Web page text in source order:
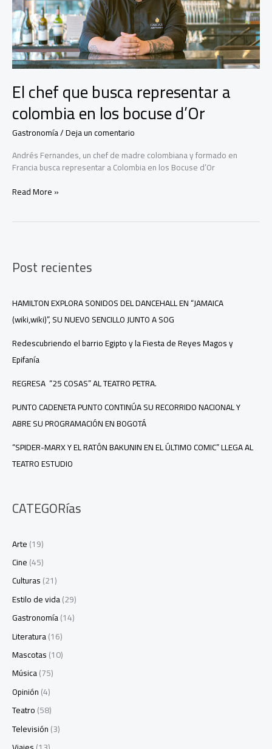
El chef que busca representar a
colombia en los bocuse d’Or
Gastronomía/Deja un comentario
Andrés Fernandes, un chef de madre colombiana y formado en
Francia busca representar a Colombia en los Bocuse d’Or
El
colombia
en
bocuse
d’Or
Read More »
Post recientes
HAMILTON EXPLORA SONIDOS DEL DANCEHALL EN “JAMAICA
(wiki,wiki)”, SU NUEVO SENCILLO JUNTO A SOG
Redescubriendo el barrio Egipto y la Fiesta de Reyes Magos y
Epifanía
REGRESA “25 COSAS” AL TEATRO PETRA.
PUNTO CADENETA PUNTO CONTINÚA SU RECORRIDO NACIONAL Y
ABRE SU PROGRAMACIÓN EN BOGOTÁ
“SPIDER-MARX Y EL RATÓN BAKUNIN EN EL ÚLTIMO COMIC” LLEGA AL
TEATRO ESTUDIO
CATEGORías
Arte(19)
Cine(45)
Culturas(21)
Estilo de vida(29)
Gastronomía(14)
Literatura(16)
Mascotas(10)
Música(75)
Opinión(4)
Teatro(58)
Televisión(3)